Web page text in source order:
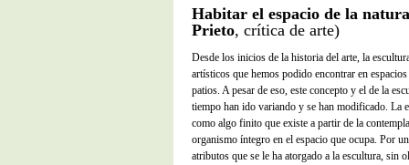
Habitar el espacio de la
Prieto, crítica de arte)
Desde los inicios de la historia del arte, la
artísticos que hemos podido encontrar en
patios. A pesar de eso, este concepto y el de la
tiempo han ido variando y se han modificado. La
como algo finito que existe a partir de la
organismo íntegro en el espacio que ocupa. Por
atributos que se le ha atorgado a la escultura, sin